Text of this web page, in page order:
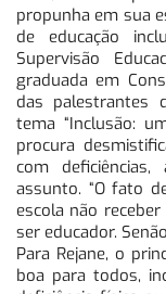
propunha em sua
de educação
Supervisão
graduada em
das palestrantes
tema “Inclusão:
procura
com
assunto. “O fato
escola não receber
ser educador.
Para Rejane, o
boa para todos,